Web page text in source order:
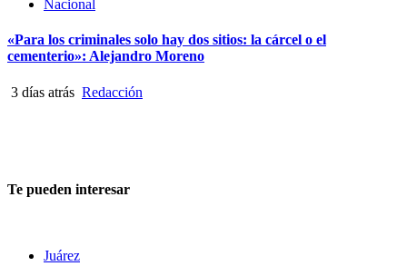
Nacional
«Para los criminales solo hay dos sitios: la cárcel o el
cementerio»: Alejandro Moreno
3 días atrás Redacción
Te pueden interesar
Juárez